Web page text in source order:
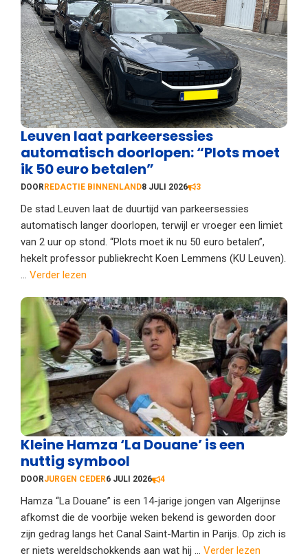
Leuven laat parkeersessies
automatisch doorlopen: “Plots moet
ik 50 euro betalen”
DOOR REDACTIE BINNENLAND8 JULI 2026 3
De stad Leuven laat de duurtijd van parkeersessies
automatisch langer doorlopen, terwijl er vroeger een limiet
van 2 uur op stond. “Plots moet ik nu 50 euro betalen”,
hekelt professor publiekrecht Koen Lemmens (KU Leuven).
... Verder lezen
Kleine Hamza ‘La Douane’ is een
nuttig symbool
DOORJURGEN CEDER6 JULI 2026 4
Hamza “La Douane” is een 14-jarige jongen van Algerijnse
afkomst die de voorbije weken bekend is geworden door
zijn gedrag langs het Canal Saint-Martin in Parijs. Op zich is
er niets wereldschokkends aan wat hij ... Verder lezen